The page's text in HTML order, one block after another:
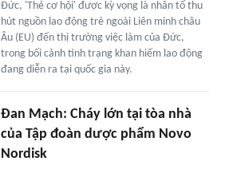
Đức, 'Thẻ cơ hội' được kỳ vọng là nhân tố thu
hút nguồn lao động trẻ ngoài Liên minh châu
Âu (EU) đến thị trường việc làm của Đức,
trong bối cảnh tình trạng khan hiếm lao động
đang diễn ra tại quốc gia này.
Đan Mạch: Cháy lớn tại tòa nhà
của Tập đoàn dược phẩm Novo
Nordisk